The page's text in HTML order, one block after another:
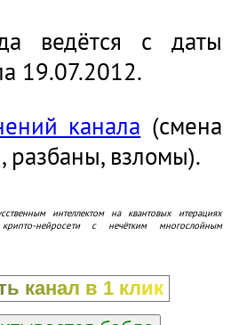
ведётся с даты
19.07.2012.
канала (смена
разбаны, взломы).
интеллектом на квантовых итерациях
нейросети с нечётким многослойным
канал в 1 клик